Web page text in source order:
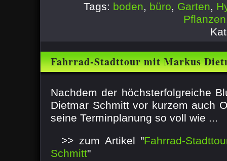
Tags: boden, büro, Garten,
Pflanzen
Fahrrad-Stadttour mit Markus
Nachdem der höchsterfolgreiche
Dietmar Schmitt vor kurzem auch
seine Terminplanung so voll wie ...
>> zum Artikel "Fahrrad-
Schmitt"